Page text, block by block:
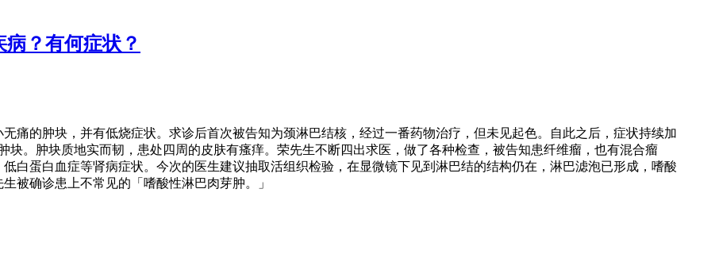
？有何症状？
痛的肿块，并有低烧症状。求诊后首次被告知为颈淋巴结核，经过一番药物治疗，但未见起色。自此之后，症状持续加
块。肿块质地实而韧，患处四周的皮肤有瘙痒。荣先生不断四出求医，做了各种检查，被告知患纤维瘤，也有混合瘤
白蛋白血症等肾病症状。今次的医生建议抽取活组织检验，在显微镜下见到淋巴结的结构仍在，淋巴滤泡已形成，嗜酸
被确诊患上不常见的「嗜酸性淋巴肉芽肿。」